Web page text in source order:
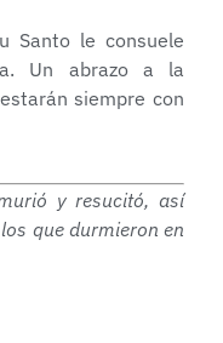
Santo le consuele
Un abrazo a la
siempre con
y resucitó, así
que durmieron en